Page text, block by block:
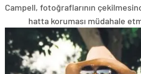
Campell, fotoğraflarının
hatta koruması müdahale